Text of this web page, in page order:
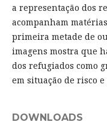
a representação dos
acompanham
primeira metade de
imagens mostra que
dos refugiados como
em situação de risco
DOWNLOADS